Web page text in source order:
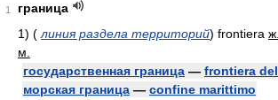
1
граница
1) ( линия раздела территорий) frontiera ж.
м.
государственная граница — frontiera
морская граница — confine marittimo